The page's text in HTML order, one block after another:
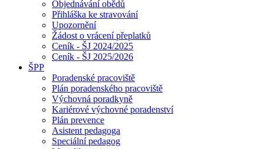
Objednávání obědů
Přihláška ke stravování
Upozornění
Žádost o vrácení přeplatků
Ceník - ŠJ 2024/2025
Ceník - ŠJ 2025/2026
ŠPP
Poradenské pracoviště
Plán poradenského pracoviště
Výchovná poradkyně
Kariérové výchovné poradenství
Plán prevence
Asistent pedagoga
Speciální pedagog